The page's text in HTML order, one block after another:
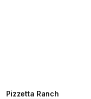
Pizzetta Ranch